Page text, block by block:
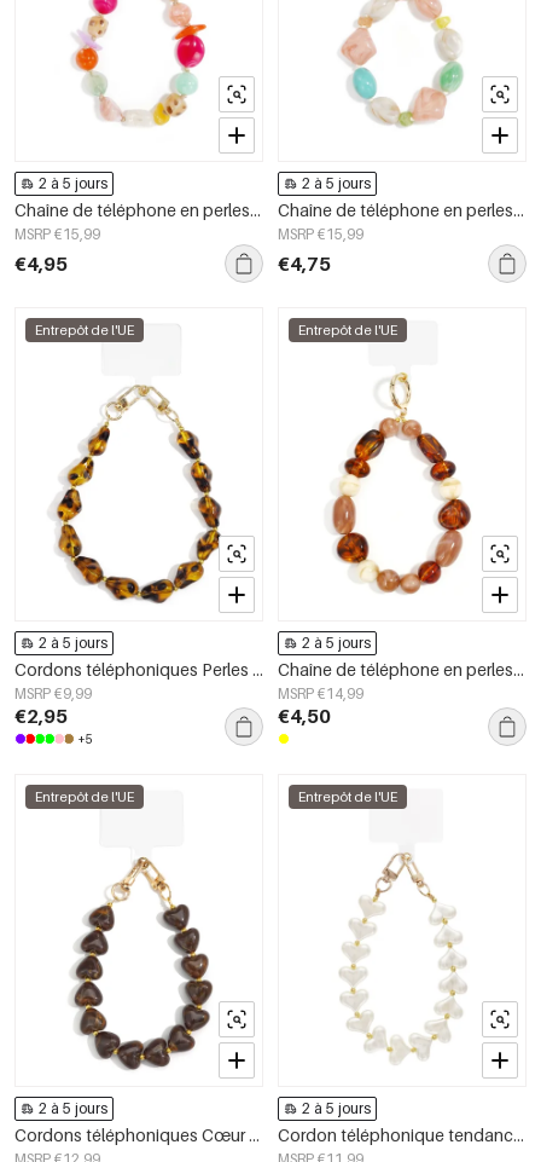
2 à 5 jours
Chaîne de téléphone en perles acryliques pour accessoires du quotidien
MSRP €15,99
€4,95
2 à 5 jours
Chaîne de téléphone en perles acryliques pour accessoires du quotidien
MSRP €15,99
€4,75
Entrepôt de l'UE
2 à 5 jours
Cordons téléphoniques Perles Décontracté Acrylique Accessoires quotidiens
MSRP €9,99
€2,95
+5
Entrepôt de l'UE
2 à 5 jours
Chaîne de téléphone en perles acryliques décontractées, accessoires du quotidien
MSRP €14,99
€4,50
Entrepôt de l'UE
2 à 5 jours
Cordons téléphoniques Cœur Décontracté Acrylique Accessoires quotidiens
Entrepôt de l'UE
2 à 5 jours
Cordon téléphonique tendance avec coeurs perlés